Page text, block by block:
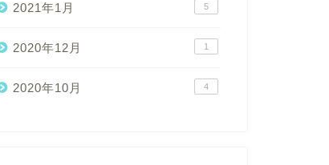
2021年1月 5
2020年12月 1
2020年10月 4